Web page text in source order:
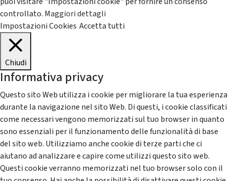
controllato. Maggiori dettagli
Impostazioni Cookies Accetta tutti
Chiudi
Informativa privacy
Questo sito Web utilizza i cookie per migliorare la tua esperienza
durante la navigazione nel sito Web. Di questi, i cookie classificati
come necessari vengono memorizzati sul tuo browser in quanto
sono essenziali per il funzionamento delle funzionalità di base
del sito web. Utilizziamo anche cookie di terze parti che ci
aiutano ad analizzare e capire come utilizzi questo sito web.
Questi cookie verranno memorizzati nel tuo browser solo con il